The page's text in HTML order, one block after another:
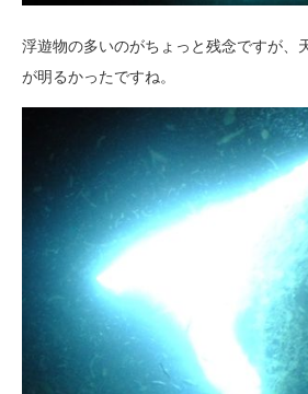
浮遊物の多いのがちょっと残念ですが、
が明るかったですね。